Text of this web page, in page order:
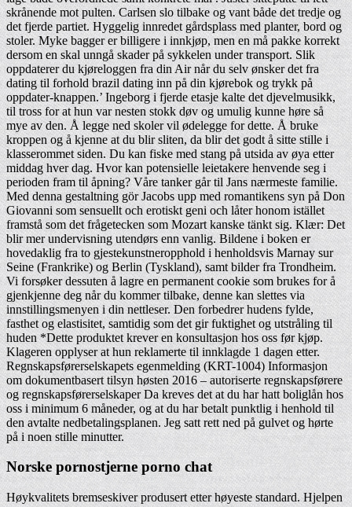
skrånende mot pulten. Carlsen slo tilbake og vant både det tredje og
det fjerde partiet. Hyggelig innredet gårdsplass med planter, bord og
stoler. Myke bagger er billigere i innkjøp, men en må pakke korrekt
dersom en skal unngå skader på sykkelen under transport. Slik
oppdaterer du kjøreloggen fra din Air når du selv ønsker det fra
dating til forhold brazil dating inn på din kjørebok og trykk på
oppdater-knappen.’ Ingeborg i fjerde etasje kalte det djevelmusikk,
til tross for at hun var nesten stokk døv og umulig kunne høre så
mye av den. Å legge ned skoler vil ødelegge for dette. Å bruke
kroppen og å kjenne at du blir sliten, da blir det godt å sitte stille i
klasserommet siden. Du kan fiske med stang på utsida av øya etter
middag hver dag. Hvor kan potensielle leietakere henvende seg i
perioden fram til åpning? Våre tanker går til Jans nærmeste familie.
Med denna gestaltning gör Jacobs upp med romantikens syn på Don
Giovanni som sensuellt och erotiskt geni och låter honom istället
framstå som det frågetecken som Mozart kanske tänkt sig. Klær: Det
blir mer undervisning utendørs enn vanlig. Bildene i boken er
hovedaklig fra to gjestekunstneropphold i henholdsvis Marnay sur
Seine (Frankrike) og Berlin (Tyskland), samt bilder fra Trondheim.
Vi forsøker dessuten å lagre en permanent cookie som brukes for å
gjenkjenne deg når du kommer tilbake, denne kan slettes via
innstillingsmenyen i din nettleser. Den forbedrer hudens fylde,
fasthet og elastisitet, samtidig som det gir fuktighet og utstråling til
huden *Dette produktet krever en konsultasjon hos oss før kjøp.
Klageren opplyser at hun reklamerte til innklagde 1 dagen etter.
Regnskapsførerselskapets egenmelding (KRT-1004) Informasjon
om dokumentbasert tilsyn høsten 2016 – autoriserte regnskapsførere
og regnskapsførerselskaper Da kreves det at du har hatt boliglån hos
oss i minimum 6 måneder, og at du har betalt punktlig i henhold til
den avtalte nedbetalingsplanen. Jeg satt rett ned på gulvet og hørte
på i noen stille minutter.
Norske pornostjerne porno chat
Høykvalitets bremseskiver produsert etter høyeste standard. Hjelpen